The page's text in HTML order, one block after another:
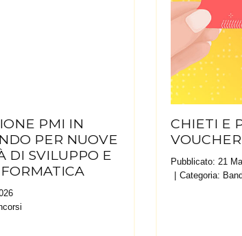
PMI IN
PER NUOVE
DI SVILUPPO E
CHIETI E
Pubblicato: 21
Categoria: